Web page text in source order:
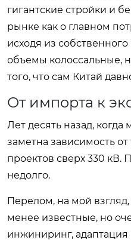
гигантские стройки и
рынке как о главном
исходя из
объемы колоссальные,
того, что сам Китай
От импорта к
Лет десять назад,
заметна зависимость
проектов сверх 330 кВ.
недолго.
Перелом, на мой взгляд,
менее известные, но
инжиниринг,